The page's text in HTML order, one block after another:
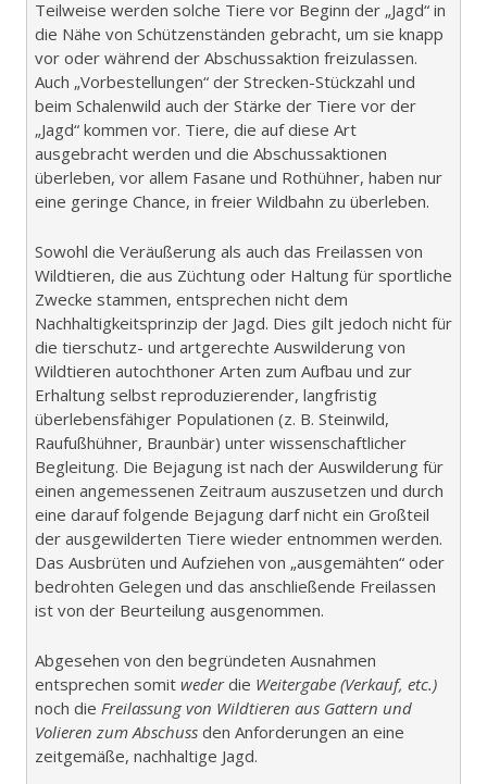
Teilweise werden solche Tiere vor Beginn der „Jagd“ in
die Nähe von Schützenständen gebracht, um sie knapp
vor oder während der Abschussaktion freizulassen.
Auch „Vorbestellungen“ der Strecken-Stückzahl und
beim Schalenwild auch der Stärke der Tiere vor der
„Jagd“ kommen vor. Tiere, die auf diese Art
ausgebracht werden und die Abschussaktionen
überleben, vor allem Fasane und Rothühner, haben nur
eine geringe Chance, in freier Wildbahn zu überleben.
Sowohl die Veräußerung als auch das Freilassen von
Wildtieren, die aus Züchtung oder Haltung für sportliche
Zwecke stammen, entsprechen nicht dem
Nachhaltigkeitsprinzip der Jagd. Dies gilt jedoch nicht für
die tierschutz- und artgerechte Auswilderung von
Wildtieren autochthoner Arten zum Aufbau und zur
Erhaltung selbst reproduzierender, langfristig
überlebensfähiger Populationen (z. B. Steinwild,
Raufußhühner, Braunbär) unter wissenschaftlicher
Begleitung. Die Bejagung ist nach der Auswilderung für
einen angemessenen Zeitraum auszusetzen und durch
eine darauf folgende Bejagung darf nicht ein Großteil
der ausgewilderten Tiere wieder entnommen werden.
Das Ausbrüten und Aufziehen von „ausgemähten“ oder
bedrohten Gelegen und das anschließende Freilassen
ist von der Beurteilung ausgenommen.
Abgesehen von den begründeten Ausnahmen
entsprechen somit wederdie Weitergabe (Verkauf, etc.)
noch die Freilassung von Wildtieren aus Gattern und
Volieren zum Abschuss den Anforderungen an eine
zeitgemäße, nachhaltige Jagd.